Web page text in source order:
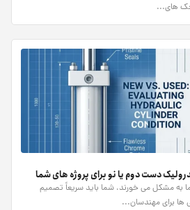
های...
دست دوم یا نو برای پروژه های شما
به مشکل می خورند، شما باید سریعاً تصمیم
ها برای مهندسان...